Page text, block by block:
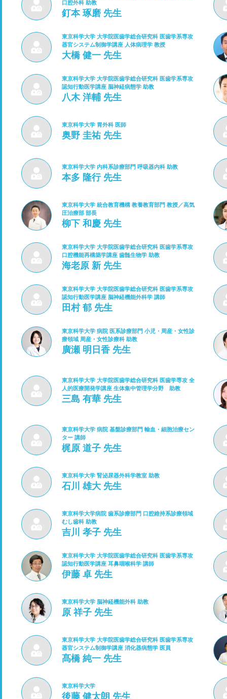
口腔外科 助教
釘本 琢磨 先生
東京科学大学 大学院医歯学総合研究科 医歯学系専攻
器官システム制御学講座 人体病理学 教授
大橋 健一 先生
東京科学大学 大学院医歯学総合研究科 医歯学系専攻
認知行動医学講座 脳神経病態学 助教
八木 洋輔 先生
東京科学大学 胃外科 医師
奥野 圭祐 先生
東京科学大学 内科系診療部門 呼吸器内科 助教
本多 隆行 先生
東京科学大学 統合教育機構 教養教育部門 教授／高気
圧治療部 部長
柳下 和慶 先生
東京科学大学 大学院医歯学総合研究科 医歯学系専攻
口腔機能再構築学講座 歯髄生物学 助教
海老原 新 先生
東京科学大学 大学院医歯学総合研究科 医歯学系専攻
認知行動医学講座 脳神経機能外科学 講師
田村 郁 先生
東京科学大学 病院 医系診療部門 小児・周産・女性診
療領域 周産・女性診療科 助教
廣瀬 明日香 先生
東京科学大学 大学院医歯学総合研究科 医歯学専攻 全
人的医療開発学講座 生体集中管理学分野 助教
三島 有華 先生
東京科学大学 病院 基盤診療部門 輸血・細胞治療セン
ター 講師
梶原 道子 先生
東京科学大学 腎泌尿器外科学教室 助教
石川 雄大 先生
東京科学大学病院 歯系診療部門 口腔維持系診療領域
むし歯科 助教
吉川 孝子 先生
東京科学大学 大学院医歯学総合研究科 医歯学系専攻
認知行動医学講座 耳鼻咽喉科学 講師
伊藤 卓 先生
東京科学大学 脳神経機能外科 助教
原 祥子 先生
東京科学大学 大学院医歯学総合研究科 医歯学系専攻
器官システム制御学講座 消化器病態学 医員
髙橋 純一 先生
東京科学大学
後藤 健太朗 先生